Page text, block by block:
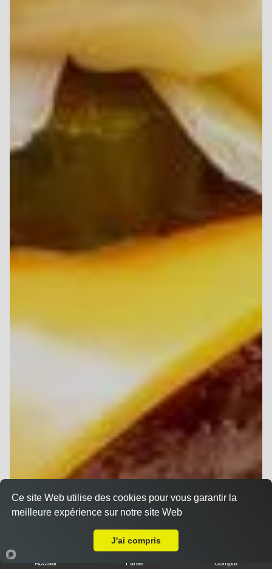
Accueil Panier Compte
Ce site Web utilise des cookies pour vous garantir la
meilleure expérience sur notre site Web
J'ai compris